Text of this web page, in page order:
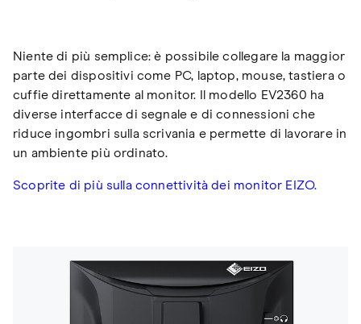
Niente di più semplice: è possibile collegare la maggior
parte dei dispositivi come PC, laptop, mouse, tastiera o
cuffie direttamente al monitor. Il modello EV2360 ha
diverse interfacce di segnale e di connessioni che
riduce ingombri sulla scrivania e permette di lavorare in
un ambiente più ordinato.
Scoprite di più sulla connettività dei monitor EIZO.